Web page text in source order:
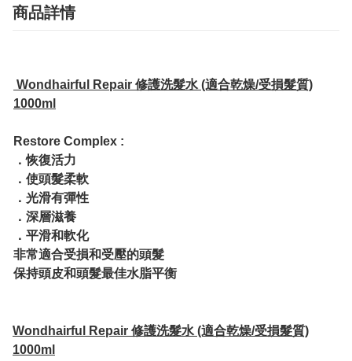
商品詳情
Wondhairful Repair 修護洗髮水 (適合乾燥/受損髮質)
1000ml
Restore Complex :
．恢復活力
．使頭髮柔軟
．光滑有彈性
．深層滋養
．平滑和軟化
非常適合受損和受壓的頭髮
保持頭皮和頭髮最佳水脂平衡
Wondhairful Repair 修護洗髮水 (適合乾燥/受損髮質)
1000ml